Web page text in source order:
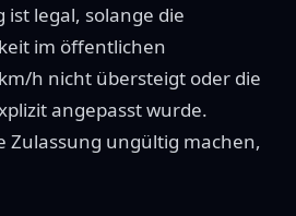
ist legal, solange die
im öffentlichen
h nicht übersteigt oder die
angepasst wurde.
Zulassung ungültig machen,